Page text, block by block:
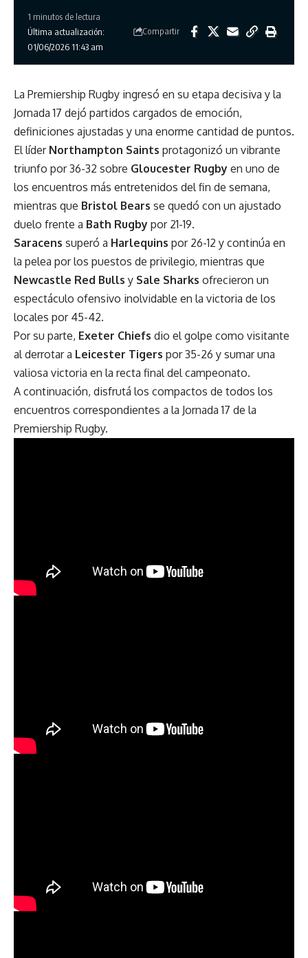
Última actualización:
01/06/2026 11:43 am
1 minutos de lectura
Compartir
La Premiership Rugby ingresó en su etapa decisiva y la
Jornada 17 dejó partidos cargados de emoción,
definiciones ajustadas y una enorme cantidad de puntos.
El líder Northampton Saints protagonizó un vibrante
triunfo por 36-32 sobre Gloucester Rugby en uno de
los encuentros más entretenidos del fin de semana,
mientras que Bristol Bears se quedó con un ajustado
duelo frente a Bath Rugby por 21-19.
Saracens superó a Harlequins por 26-12 y continúa en
la pelea por los puestos de privilegio, mientras que
Newcastle Red Bulls y Sale Sharks ofrecieron un
espectáculo ofensivo inolvidable en la victoria de los
locales por 45-42.
Por su parte, Exeter Chiefs dio el golpe como visitante
al derrotar a Leicester Tigers por 35-26 y sumar una
valiosa victoria en la recta final del campeonato.
A continuación, disfrutá los compactos de todos los
encuentros correspondientes a la Jornada 17 de la
Premiership Rugby.